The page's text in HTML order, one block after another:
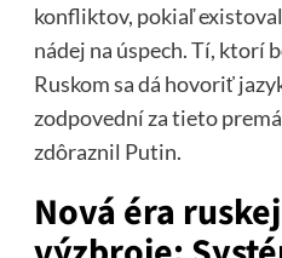
konfliktov, pokiaľ
nádej na úspech. Tí, ktorí
Ruskom sa dá hovoriť
zodpovední za tieto
zdôraznil Putin.
Nová éra